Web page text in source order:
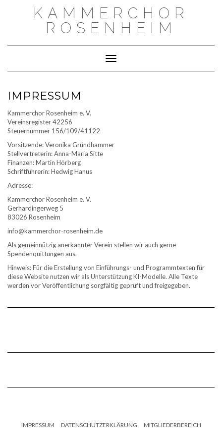
KAMMERCHOR
ROSENHEIM
Toggle Navigation
IMPRESSUM
Kammerchor Rosenheim e. V.
Vereinsregister 42256
Steuernummer 156/109/41122
Vorsitzende: Veronika Gründhammer
Stellvertreterin: Anna-Maria Sitte
Finanzen: Martin Hörberg
Schriftführerin: Hedwig Hanus
Adresse:
Kammerchor Rosenheim e. V.
Gerhardingerweg 5
83026 Rosenheim
info@kammerchor-rosenheim.de
Als gemeinnützig anerkannter Verein stellen wir auch gerne
Spendenquittungen aus.
Hinweis: Für die Erstellung von Einführungs- und Programmtexten für
diese Website nutzen wir als Unterstützung KI-Modelle. Alle Texte
werden vor Veröffentlichung sorgfältig geprüft und freigegeben.
IMPRESSUM DATENSCHUTZERKLÄRUNG MITGLIEDERBEREICH